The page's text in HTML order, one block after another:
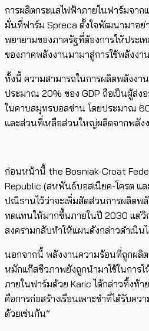
การผลิตกระแสไฟฟ้าภายในฟาร์มจา
มั่นที่ฟาร์ม Spreca ตั้งใจพัฒนามาอย่
พยายามของภาครัฐที่ต้องการให้ประเ
ของภาคพลังงานมามาสู่การใช้พลังง
ทั้งนี้ ความสามารถในการผลิตพลังงา
ประมาณ 20% ของ GDP ถือเป็นผู้ส่งอ
ในคาบสมุทรบอลข่าน โดยประมาณ
และส่วนที่เหลือส่วนใหญ่ผลิตจากพลัง
ก่อนหน้านี้ the Bosniak-Croat
Republic (สหพันธ์บอสเนียค-โครต แล
ปณิธานไว้ว่าจะเพิ่มสัดส่วนการผลิตพ
ทดแทนให้มากขึ้น​ภายในปี 2030 แต่วิ
สงครามกลับทำให้แผนดังกล่าวดำเนิน
นอกจากนี้ พลังงานความร้อนที่ถูกผลิ
หมักแก๊สชีวภาพยังถูกนำมาใช้ในการ
ภายในฟาร์มด้วย Karic ได้กล่าวทิ้งท้า
คือการก่อสร้างเรือนเพาะชำที่ได้รับค
ด้วยเช่นกัน”